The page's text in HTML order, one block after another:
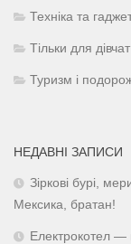
Техніка та
Тільки для дівчат
Туризм і
НЕДАВНІ ЗАПИСИ
Зіркові бурі,
Мексика, братан!
Електрокотел —